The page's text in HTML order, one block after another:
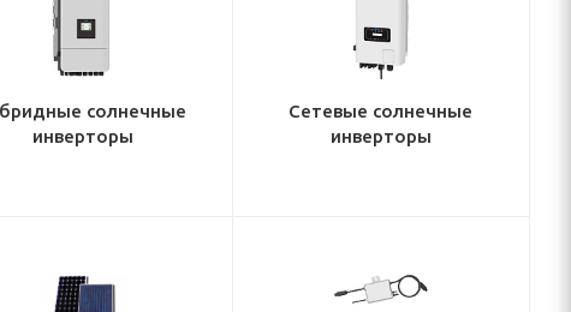
солнечные
инверторы
Сетевые солнечные
инверторы